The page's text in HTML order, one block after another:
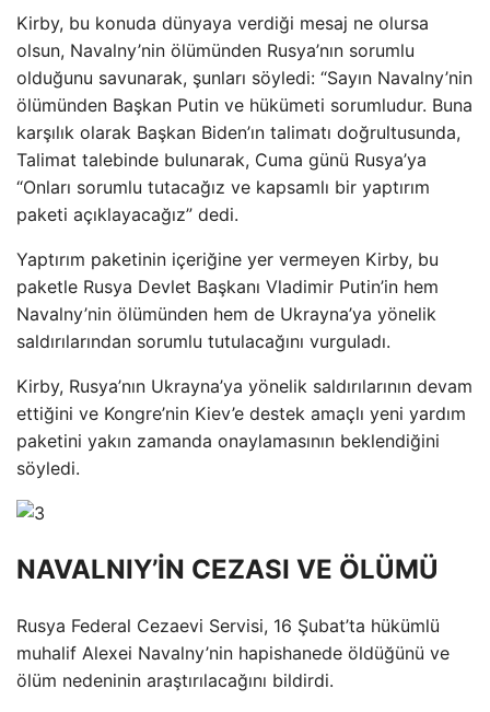
Kirby, bu konuda dünyaya verdiği mesaj ne olursa
olsun, Navalny’nin ölümünden Rusya’nın sorumlu
olduğunu savunarak, şunları söyledi: “Sayın Navalny’nin
ölümünden Başkan Putin ve hükümeti sorumludur. Buna
karşılık olarak Başkan Biden’ın talimatı doğrultusunda,
Talimat talebinde bulunarak, Cuma günü Rusya’ya
“Onları sorumlu tutacağız ve kapsamlı bir yaptırım
paketi açıklayacağız” dedi.
Yaptırım paketinin içeriğine yer vermeyen Kirby, bu
paketle Rusya Devlet Başkanı Vladimir Putin’in hem
Navalny’nin ölümünden hem de Ukrayna’ya yönelik
saldırılarından sorumlu tutulacağını vurguladı.
Kirby, Rusya’nın Ukrayna’ya yönelik saldırılarının devam
ettiğini ve Kongre’nin Kiev’e destek amaçlı yeni yardım
paketini yakın zamanda onaylamasının beklendiğini
söyledi.
NAVALNIY’İN CEZASI VE ÖLÜMÜ
Rusya Federal Cezaevi Servisi, 16 Şubat’ta hükümlü
muhalif Alexei Navalny’nin hapishanede öldüğünü ve
ölüm nedeninin araştırılacağını bildirdi.